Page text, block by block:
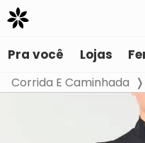
Pra você Lojas
Corrida E Caminhada